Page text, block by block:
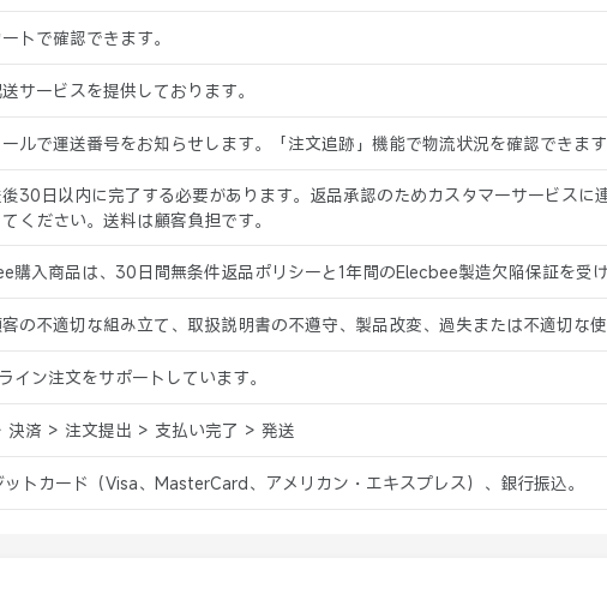
トで確認できます。
サービスを提供しております。
ルで運送番号をお知らせします。「注文追跡」機能で物流状況を確認できます
30日以内に完了する必要があります。返品承認のためカスタマーサービスに
ください。送料は顧客負担です。
購入商品は、30日間無条件返品ポリシーと1年間のElecbee製造欠陥保証を受け
の不適切な組み立て、取扱説明書の不遵守、製品改変、過失または不適切な
イン注文をサポートしています。
決済 > 注文提出 > 支払い完了 > 発送
トカード（Visa、MasterCard、アメリカン・エキスプレス）、銀行振込。